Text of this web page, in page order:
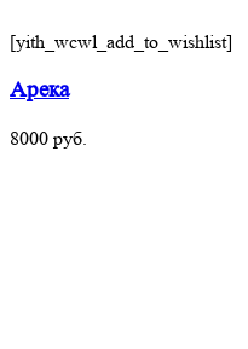
[yith_wcwl_add_to_wishlist]
Арека
8000 руб.